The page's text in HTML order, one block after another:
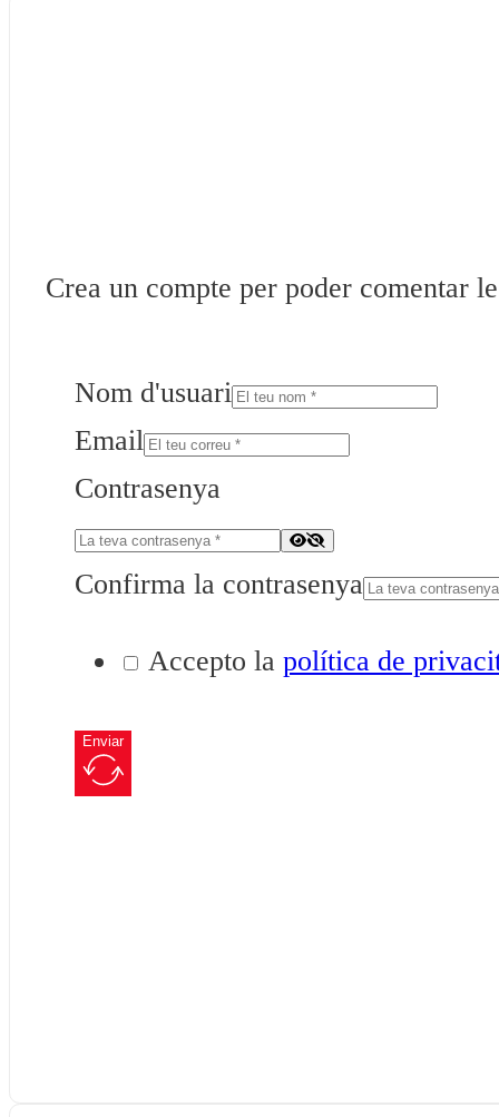
Crea un compte per poder comentar
Nom d'usuari
Email
Contrasenya
Confirma la contrasenya
Accepto la política de
Enviar